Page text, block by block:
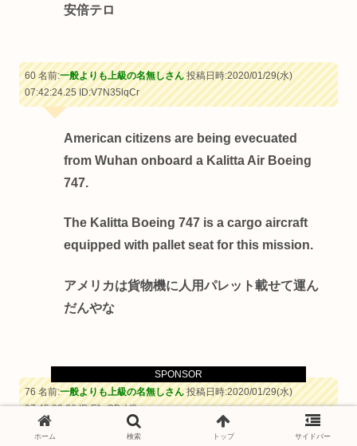
SPONSOR
安倍テロ
60 名前:一般よりも上級の名無しさん投稿日時:2020/01/29(水)
07:42:24.25ID:V7N35lqCr
American citizens are being evecuated
from Wuhan onboard a Kalitta Air Boeing
747.
The Kalitta Boeing 747 is a cargo aircraft
equipped with pallet seat for this mission.
アメリカは貨物機に人用パレット載せて運ん
だんやな
76 名前:一般よりも上級の名無しさん投稿日時:2020/01/29(水)
07:45:23.26ID:F1cQBzV8a
ホーム 検索 トップ サイドバー